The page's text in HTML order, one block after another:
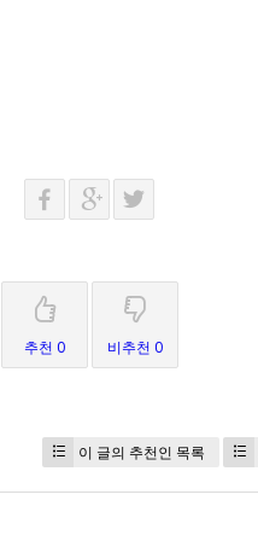
추천 0 비추천 0
이 글의 추천인 목록